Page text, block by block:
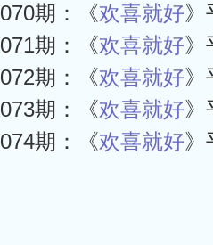
070期：《欢喜就好》
071期：《欢喜就好》
072期：《欢喜就好》
073期：《欢喜就好》
074期：《欢喜就好》